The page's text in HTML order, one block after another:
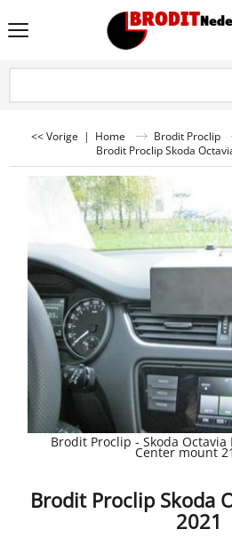
<< Vorige | Home Brodit Proclip
Brodit Proclip Skoda
Brodit Proclip - Skoda
Center mount
Brodit Proclip Skoda
2021